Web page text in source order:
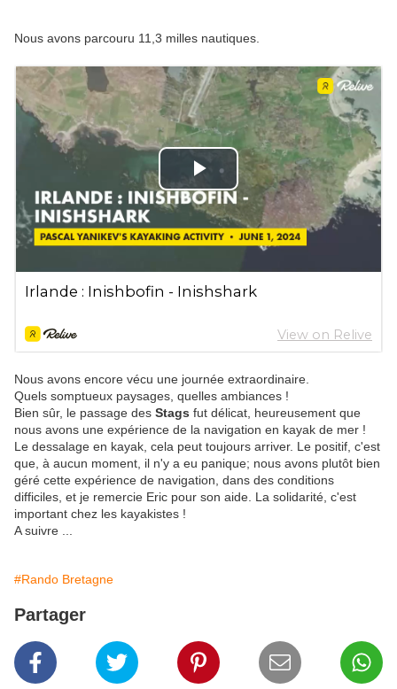
Nous avons parcouru 11,3 milles nautiques.
Nous avons encore vécu une journée extraordinaire.
Quels somptueux paysages, quelles ambiances !
Bien sûr, le passage des Stags fut délicat, heureusement que
nous avons une expérience de la navigation en kayak de mer !
Le dessalage en kayak, cela peut toujours arriver. Le positif, c'est
que, à aucun moment, il n'y a eu panique; nous avons plutôt bien
géré cette expérience de navigation, dans des conditions
difficiles, et je remercie Eric pour son aide. La solidarité, c'est
important chez les kayakistes !
A suivre ...
#Rando Bretagne
Partager